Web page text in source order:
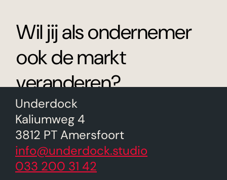
Wil jij als ondernemer
ook de markt
veranderen?
Wij helpen je hierbij. Kom langs voor een
vrijblijvende brainstorm.
jeroen@underdock.studio
Bel mij
Underdock
Kaliumweg 4
3812 PT Amersfoort
info@underdock.studio
033 200 31 42